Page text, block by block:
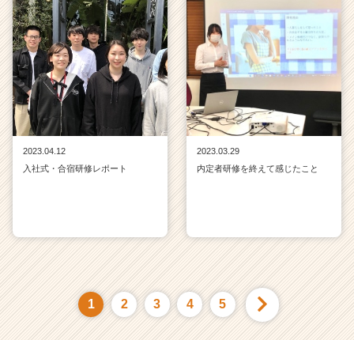
2023.04.12
入社式・合宿研修レポート
2023.03.29
内定者研修を終えて感じたこと
1 2 3 4 5